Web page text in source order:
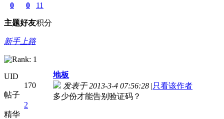
0
主题
0
好友
11
积分
新手上路
UID
170
帖子
2
精华
地板
发表于 2013-3-4 07:56:28 |只看该作者
多少份才能告别验证码？